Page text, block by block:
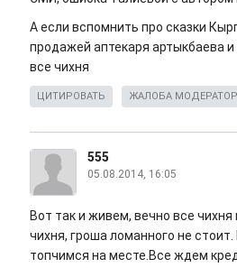
А если вспомнить про сказки
продажей аптекаря артыкбаева и
все чихня
ЦИТИРОВАТЬ ЖАЛОБА
555
05.08.2014, 16:05
Вот так и живем, вечно все
чихня, гроша ломанного не
топчимся на месте.Все ждем